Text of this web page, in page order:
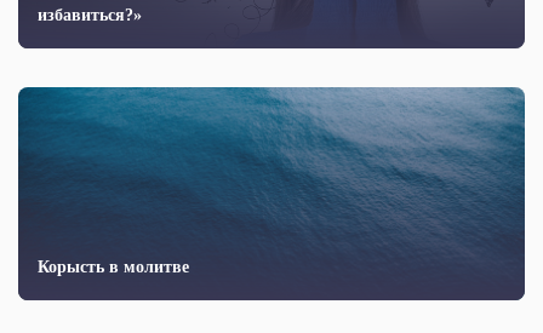
избавиться?»
Корысть в молитве